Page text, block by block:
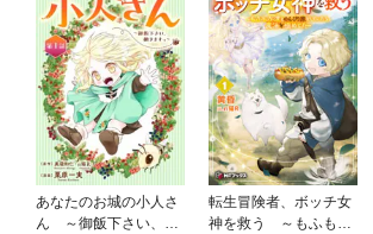
あなたのお城の小人さ
ん ～御飯下さい、働
転生冒険者、ボッチ女
神を救う ～もふもふ